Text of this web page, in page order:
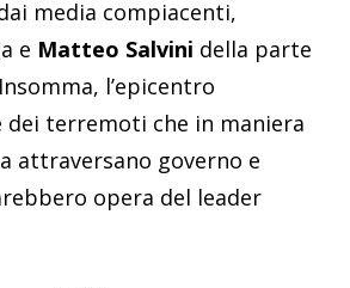
media compiacenti,
e Matteo Salvini della parte
l’epicentro
dei terremoti che in maniera
attraversano governo e
opera del leader